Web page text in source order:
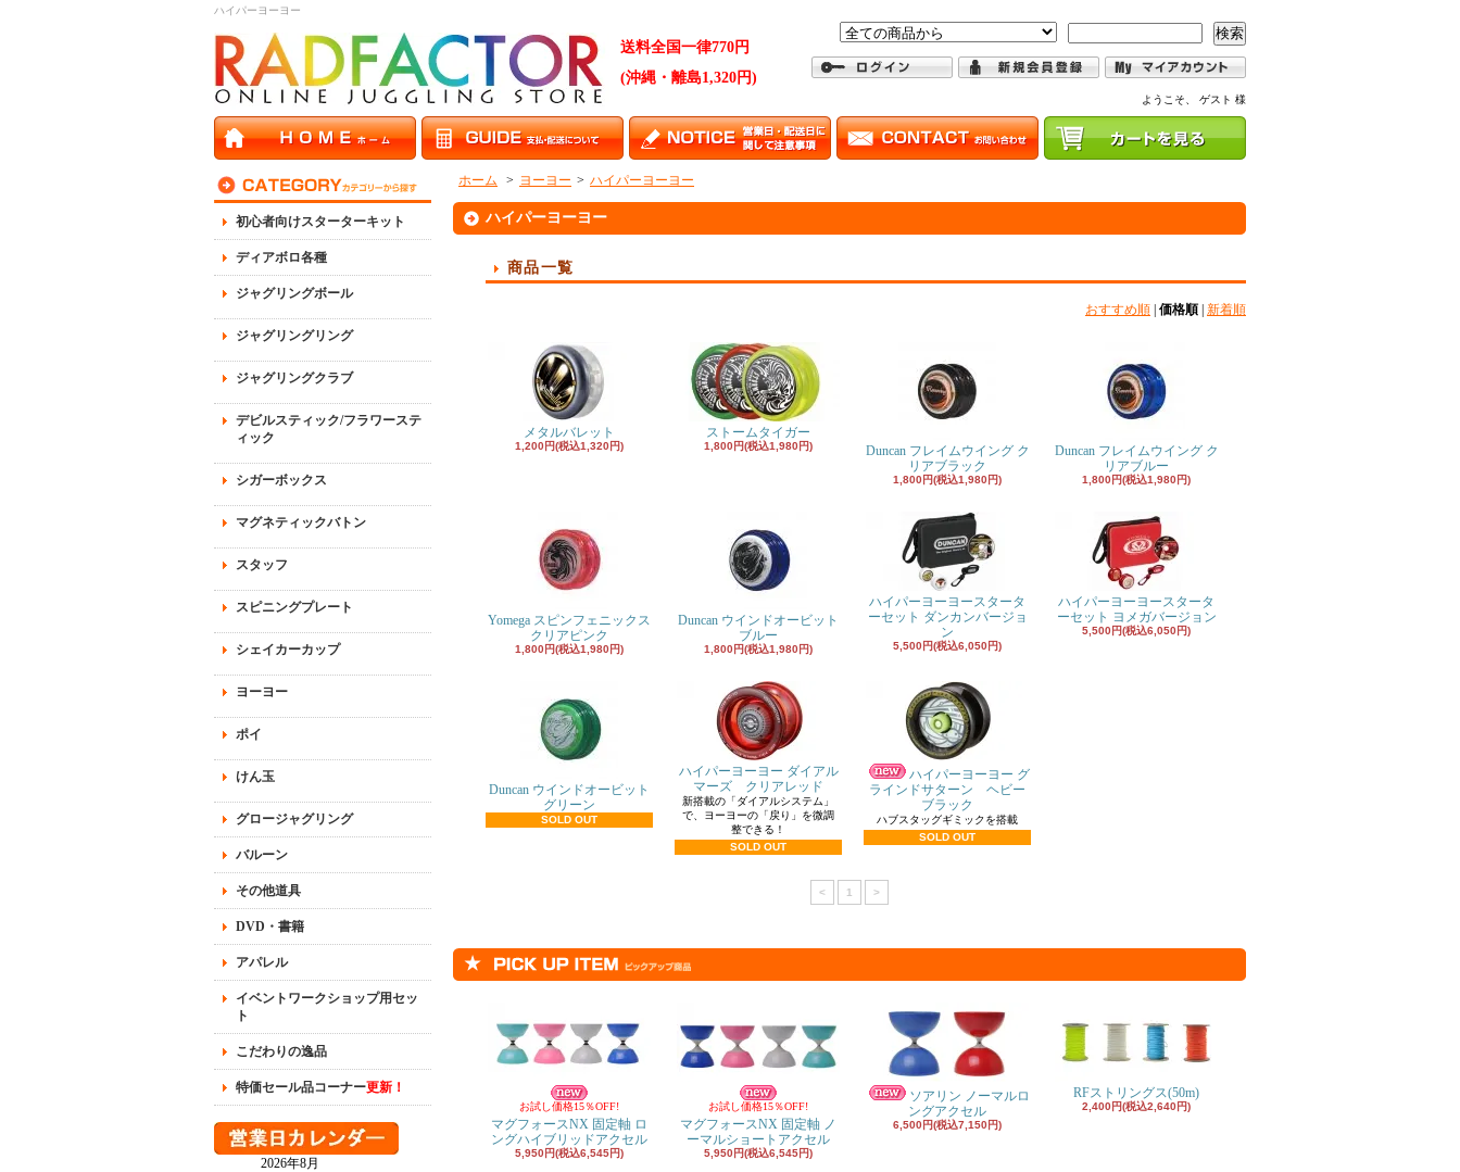
ハイパーヨーヨー
送料全国一律770円
(沖縄・離島1,320円)
検索
ようこそ、 ゲスト 様
初心者向けスターターキット
ディアボロ各種
ジャグリングボール
ジャグリングリング
ジャグリングクラブ
デビルスティック/フラワーステ
ィック
シガーボックス
マグネティックバトン
スタッフ
スピニングプレート
シェイカーカップ
ヨーヨー
ポイ
けん玉
グロージャグリング
バルーン
その他道具
DVD・書籍
アパレル
イベントワークショップ用セッ
ト
こだわりの逸品
特価セール品コーナー更新！
2026年8月
ホーム > ヨーヨー > ハイパーヨーヨー
ハイパーヨーヨー
商品一覧
おすすめ順 価格順 新着順
メタルバレット
1,200円(税込1,320円)
ストームタイガー
1,800円(税込1,980円)
Duncan フレイムウイング ク
リアブラック
1,800円(税込1,980円)
Duncan フレイムウイング ク
リアブルー
1,800円(税込1,980円)
Yomega スピンフェニックス
クリアピンク
1,800円(税込1,980円)
Duncan ウインドオービット
ブルー
1,800円(税込1,980円)
ハイパーヨーヨースタータ
ーセット ダンカンバージョ
ン
5,500円(税込6,050円)
ハイパーヨーヨースタータ
ーセット ヨメガバージョン
5,500円(税込6,050円)
Duncan ウインドオービット
グリーン
SOLD OUT
ハイパーヨーヨー ダイアル
マーズ クリアレッド
新搭載の「ダイアルシステム」
で、ヨーヨーの「戻り」を微調
整できる！
SOLD OUT
ハイパーヨーヨー グ
ラインドサターン ヘビー
ブラック
ハブスタッグギミックを搭載
SOLD OUT
< 1 >
お試し価格15％OFF!
マグフォースNX 固定軸 ロ
ングハイブリッドアクセル
5,950円(税込6,545円)
お試し価格15％OFF!
マグフォースNX 固定軸 ノ
ーマルショートアクセル
5,950円(税込6,545円)
ソアリン ノーマルロ
ングアクセル
6,500円(税込7,150円)
RFストリングス(50m)
2,400円(税込2,640円)